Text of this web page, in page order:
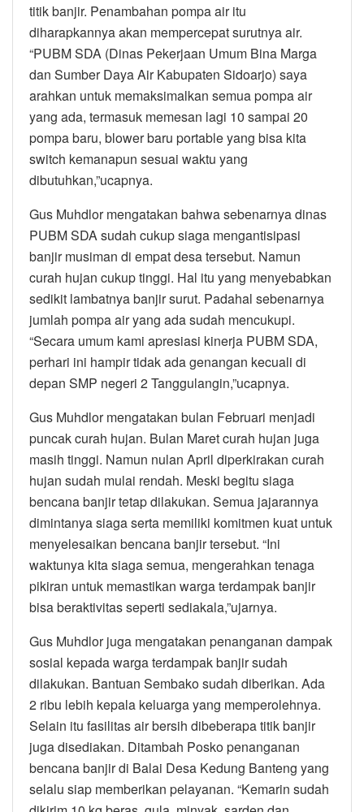
titik banjir. Penambahan pompa air itu
diharapkannya akan mempercepat surutnya air.
“PUBM SDA (Dinas Pekerjaan Umum Bina Marga
dan Sumber Daya Air Kabupaten Sidoarjo) saya
arahkan untuk memaksimalkan semua pompa air
yang ada, termasuk memesan lagi 10 sampai 20
pompa baru, blower baru portable yang bisa kita
switch kemanapun sesuai waktu yang
dibutuhkan,”ucapnya.
Gus Muhdlor mengatakan bahwa sebenarnya dinas
PUBM SDA sudah cukup siaga mengantisipasi
banjir musiman di empat desa tersebut. Namun
curah hujan cukup tinggi. Hal itu yang menyebabkan
sedikit lambatnya banjir surut. Padahal sebenarnya
jumlah pompa air yang ada sudah mencukupi.
“Secara umum kami apresiasi kinerja PUBM SDA,
perhari ini hampir tidak ada genangan kecuali di
depan SMP negeri 2 Tanggulangin,”ucapnya.
Gus Muhdlor mengatakan bulan Februari menjadi
puncak curah hujan. Bulan Maret curah hujan juga
masih tinggi. Namun nulan April diperkirakan curah
hujan sudah mulai rendah. Meski begitu siaga
bencana banjir tetap dilakukan. Semua jajarannya
dimintanya siaga serta memiliki komitmen kuat untuk
menyelesaikan bencana banjir tersebut. “Ini
waktunya kita siaga semua, mengerahkan tenaga
pikiran untuk memastikan warga terdampak banjir
bisa beraktivitas seperti sediakala,”ujarnya.
Gus Muhdlor juga mengatakan penanganan dampak
sosial kepada warga terdampak banjir sudah
dilakukan. Bantuan Sembako sudah diberikan. Ada
2 ribu lebih kepala keluarga yang memperolehnya.
Selain itu fasilitas air bersih dibeberapa titik banjir
juga disediakan. Ditambah Posko penanganan
bencana banjir di Balai Desa Kedung Banteng yang
selalu siap memberikan pelayanan. “Kemarin sudah